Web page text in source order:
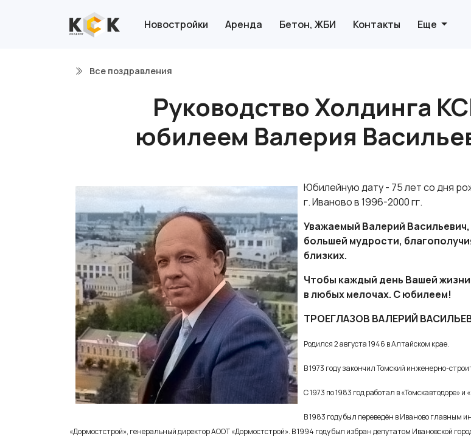
Новостройки Аренда Бетон, ЖБИ Контакты Еще
Все поздравления
Руководство Холдинга
юбилеем Валерия
Юбилейную дату - 75 лет со дня
г. Иваново в 1996-2000 гг.
Уважаемый Валерий
большей мудрости,
близких.
Чтобы каждый день Вашей
в любых мелочах. С юбилеем!
ТРОЕГЛАЗОВ ВАЛЕРИЙ
Родился 2 августа 1946 в Алтайском крае.
В 1973 году закончил Томский инженерно-
С 1973 по 1983 год работал в «Томскавтодоре» и
В 1983 году был переведён в Иваново главным
«Дормостстрой», генеральный директор АООТ «Дормостстрой». В 1994 году был избран депутатом Ивановской